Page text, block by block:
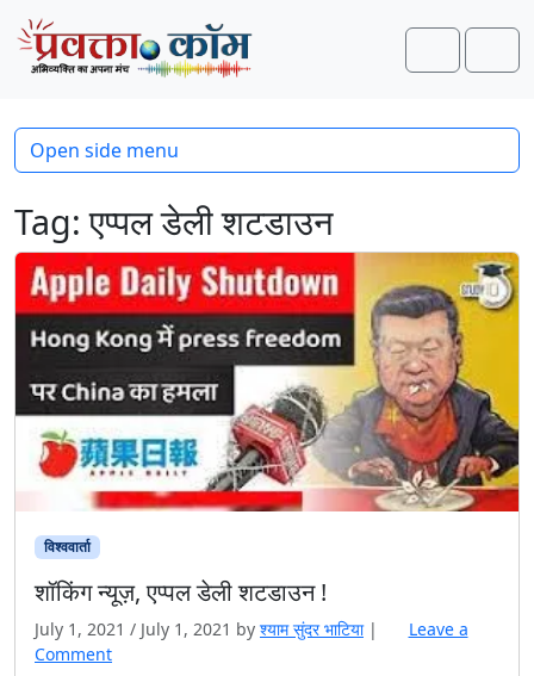
Skip to content
Skip to footer
Search
Tag:एप्पल डेली शटडाउन
विश्ववार्ता
शॉकिंग न्यूज़, एप्पल डेली शटडाउन !
July 1, 2021 / July 1, 2021 by श्याम सुंदर भाटिया |
Leave a
Comment
Open side menu